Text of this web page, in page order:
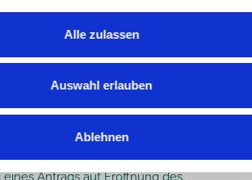
Alle zulassen
Auswahl erlauben
Ablehnen
verspäteten Lieferung durch den AG
auf Ersatzansprüche.
vom Vertrag ganz oder teilweise
ein wichtiger Grund vorliegt. Ein
vor im Falle von Naturkatastrophen,
Streik, Aussperrung oder
der Zahlungseinstellung des AN und /
Antrags auf Eröffnung des